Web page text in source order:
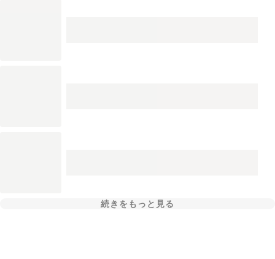
続きをもっと見る